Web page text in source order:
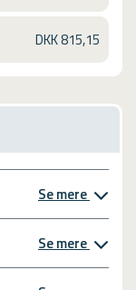
DKK 815,15
Se mere
Se mere